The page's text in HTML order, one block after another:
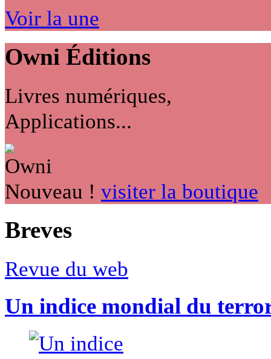
Voir la une
Owni Éditions
Livres numériques,
Applications...
Nouveau ! visiter la boutique
Breves
Revue du web
Un indice mondial du